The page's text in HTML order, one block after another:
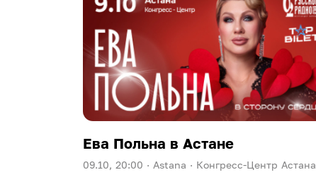
Ева Польна в Астане
09.10, 20:00 · Astana · Конгресс-Центр Астана